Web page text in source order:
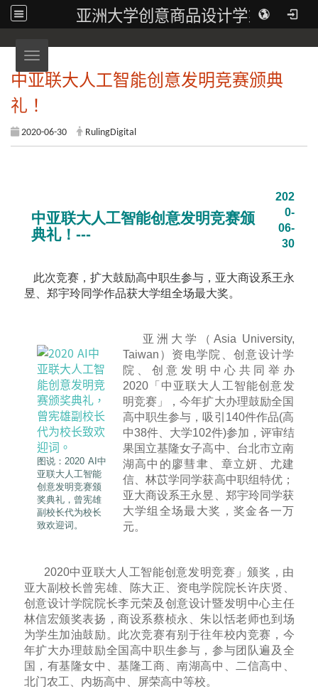
亚洲大学创意商品设计学系
Toggle navigation
中亚联大人工智能创意发明竞赛颁典
礼！
2020-06-30 RulingDigital
中亚联大人工智能创意发明竞赛颁
典礼！---
202
0-
06-
30
此次竞赛，扩大鼓励高中职生参与，亚大商设系王永
昱、郑宇玲同学作品获大学组全场最大奖。
图说：2020 AI中
亚联大人工智能
创意发明竞赛颁
奖典礼，曾宪雄
副校长代为校长
致欢迎词。
亚洲大学（Asia University,
Taiwan）资电学院、创意设计学
院、创意发明中心共同举办
2020「中亚联大人工智能创意发
明竞赛」，今年扩大办理鼓励全国
高中职生参与，吸引140件作品(高
中38件、大学102件)参加，评审结
果国立基隆女子高中、台北市立南
湖高中的廖彗聿、章立妍、尤建
信、林苡学同学获高中职组特优；
亚大商设系王永昱、郑宇玲同学获
大学组全场最大奖，奖金各一万
元。
2020中亚联大人工智能创意发明竞赛」颁奖，由
亚大副校长曾宪雄、陈大正、资电学院院长许庆贤、
创意设计学院院长李元荣及创意设计暨发明中心主任
林信宏颁奖表扬，商设系蔡桢永、朱以恬老师也到场
为学生加油鼓励。此次竞赛有别于往年校内竞赛，今
年扩大办理鼓励全国高中职生参与，参与团队遍及全
国，有基隆女中、基隆工商、南湖高中、二信高中、
北门农工、内坜高中、屏荣高中等校。